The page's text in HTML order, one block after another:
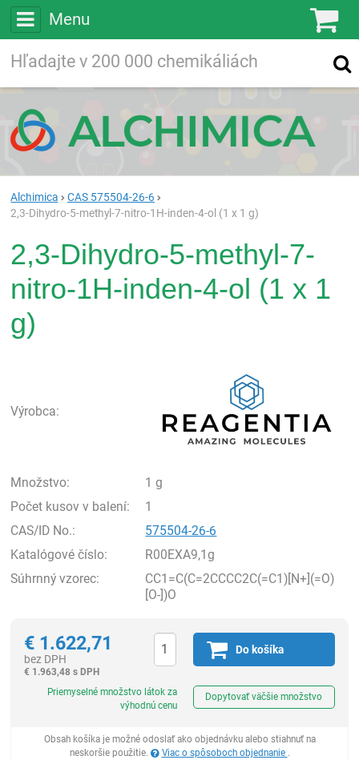
Menu
Vyhľadávanie
Alchimica
CAS 575504-26-6
2,3-Dihydro-5-methyl-7-nitro-1H-inden-4-ol (1 x 1 g)
2,3-Dihydro-5-methyl-7-
nitro-1H-inden-4-ol (1 x 1
g)
Výrobca:
Množstvo:
1 g
Počet kusov v balení:
1
CAS/ID No.:
575504-26-6
Katalógové číslo:
R00EXA9,1g
Súhrnný vzorec:
CC1=C(C=2CCCC2C(=C1)[N+](=O)
[O-])O
€ 1.622,71
bez DPH
€ 1.963,48 s DPH
Do košíka
Priemyselné množstvo látok za
výhodnú cenu
Dopytovať väčšie množstvo
Obsah košíka je možné odoslať ako objednávku alebo stiahnuť na
neskoršie použitie.
Viac o spôsoboch objednanie .